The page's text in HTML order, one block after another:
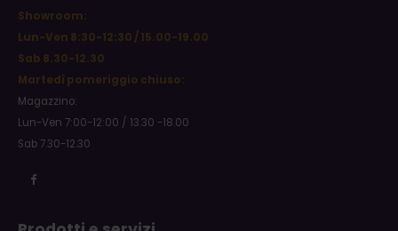
Showroom:
Lun-Ven 8:30-12:30 / 15.00-19.00
Sab 8.30-12.30
Martedì pomeriggio chiuso:
Magazzino:
Lun-Ven 7:00-12:00 / 13.30 -18.00
Sab 7.30-12.30